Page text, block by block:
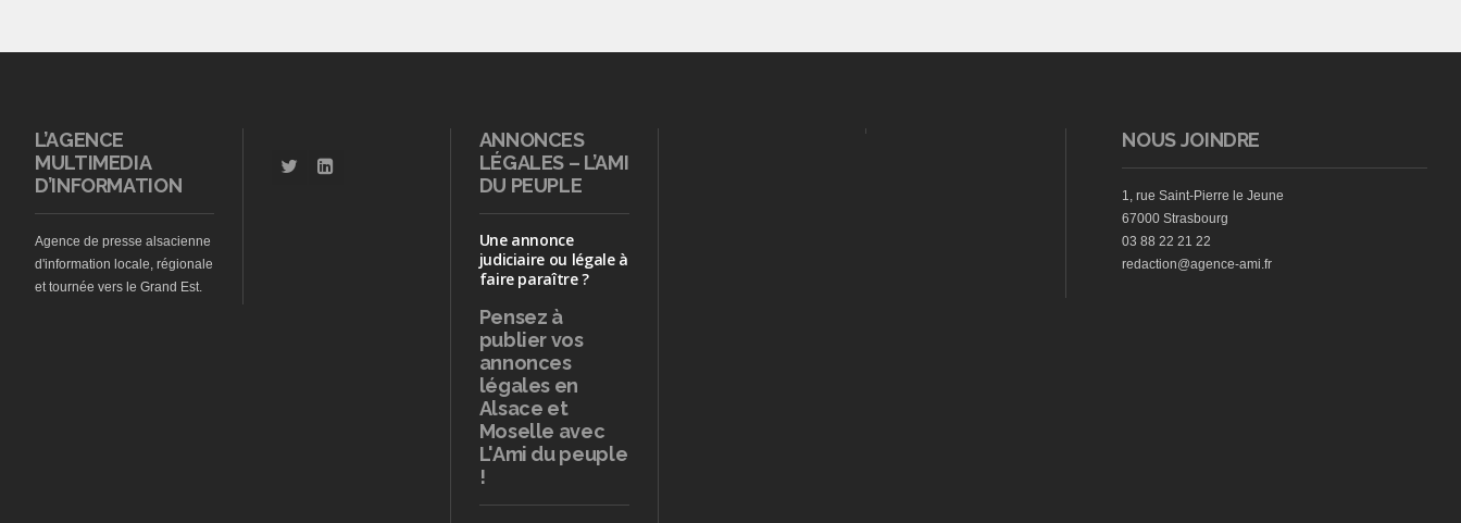
L’AGENCE
MULTIMEDIA
D’INFORMATION
Agence de presse alsacienne
d'information locale, régionale
et tournée vers le Grand Est.
ANNONCES
LÉGALES – L’AMI
DU PEUPLE
Une annonce
judiciaire ou légale à
faire paraître ?
Pensez à
publiervos
annonces
légales en
Alsace et
Moselle avec
L'Ami du peuple
!
NOUS JOINDRE
1, rue Saint-Pierre le Jeune
67000 Strasbourg
03 88 22 21 22
redaction@agence-ami.fr